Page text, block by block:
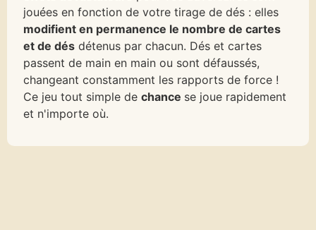
jouées en fonction de votre tirage de dés : elles
modifient en permanence le nombre de cartes
et de dés détenus par chacun. Dés et cartes
passent de main en main ou sont défaussés,
changeant constamment les rapports de force !
Ce jeu tout simple dechance se joue rapidement
et n'importe où.